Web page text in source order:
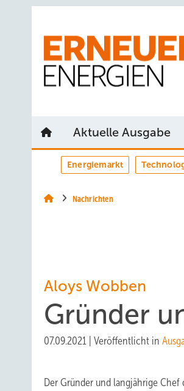
Aktuelle Ausgabe
Energiemarkt
Nachrichten
Aloys Wobben
Gründer
07.09.2021 Veröffentlicht in
Der Gründer und langjährige